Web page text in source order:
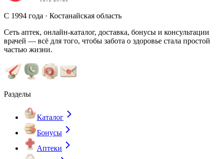
С 1994 года · Костанайская область
Сеть аптек, онлайн-каталог, доставка, бонусы и консультации
врачей — всё для того, чтобы забота о здоровье стала простой
частью жизни.
Разделы
Каталог
Бонусы
Аптеки